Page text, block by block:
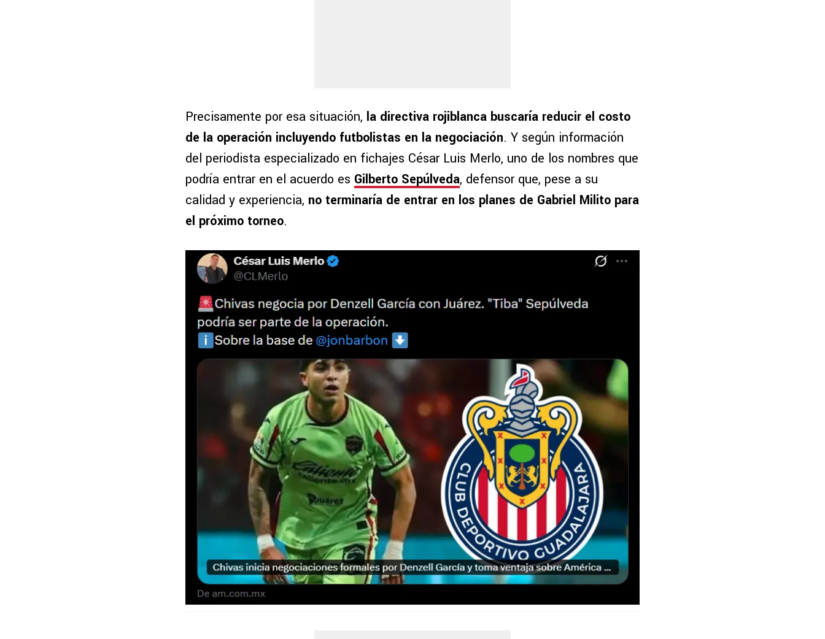
Precisamente por esa situación, la directiva rojiblanca buscaría reducir el costo
de la operación incluyendo futbolistas en la negociación. Y según información
del periodista especializado en fichajes César Luis Merlo, uno de los nombres que
podría entrar en el acuerdo es Gilberto Sepúlveda, defensor que, pese a su
calidad y experiencia, no terminaría de entrar en los planes de Gabriel Milito para
el próximo torneo.